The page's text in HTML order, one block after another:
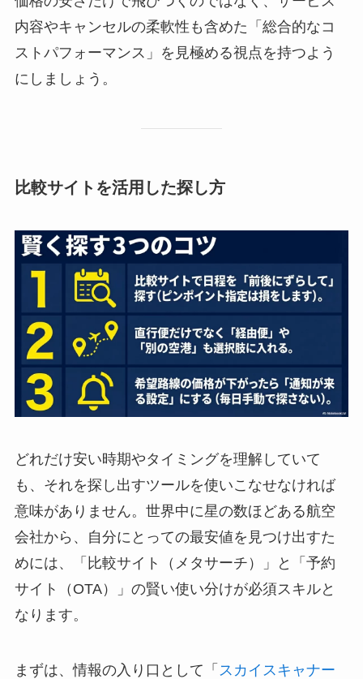
内容やキャンセルの柔軟性も含めた「総合的なコ
ストパフォーマンス」を見極める視点を持つよう
にしましょう。
比較サイトを活用した探し方
どれだけ安い時期やタイミングを理解していて
も、それを探し出すツールを使いこなせなければ
意味がありません。世界中に星の数ほどある航空
会社から、自分にとっての最安値を見つけ出すた
めには、「比較サイト（メタサーチ）」と「予約
サイト（OTA）」の賢い使い分けが必須スキルと
なります。
まずは、情報の入り口として「 スカイスキャナー